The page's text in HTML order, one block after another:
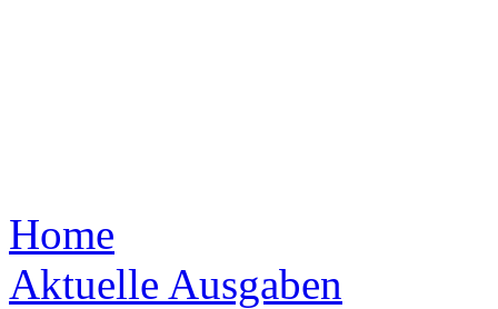
Home
Aktuelle Ausgaben